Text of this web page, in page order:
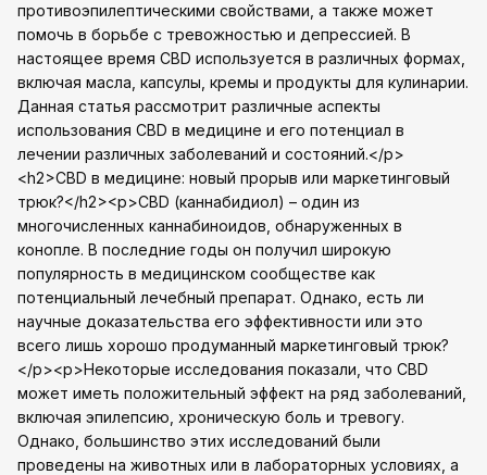
противоэпилептическими свойствами, а также может
помочь в борьбе с тревожностью и депрессией. В
настоящее время CBD используется в различных формах,
включая масла, капсулы, кремы и продукты для кулинарии.
Данная статья рассмотрит различные аспекты
использования CBD в медицине и его потенциал в
лечении различных заболеваний и состояний.</p>
<h2>CBD в медицине: новый прорыв или маркетинговый
трюк?</h2><p>CBD (каннабидиол) – один из
многочисленных каннабиноидов, обнаруженных в
конопле. В последние годы он получил широкую
популярность в медицинском сообществе как
потенциальный лечебный препарат. Однако, есть ли
научные доказательства его эффективности или это
всего лишь хорошо продуманный маркетинговый трюк?
</p><p>Некоторые исследования показали, что CBD
может иметь положительный эффект на ряд заболеваний,
включая эпилепсию, хроническую боль и тревогу.
Однако, большинство этих исследований были
проведены на животных или в лабораторных условиях, а